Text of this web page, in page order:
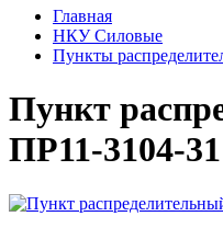
Главная
НКУ Силовые
Пункты
Пункт
ПР11-3104-31